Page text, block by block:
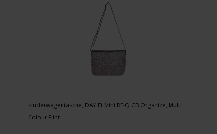
Kinderwagentasche, DAY Et Mini RE-Q CB Organize, Multi
Colour Flint